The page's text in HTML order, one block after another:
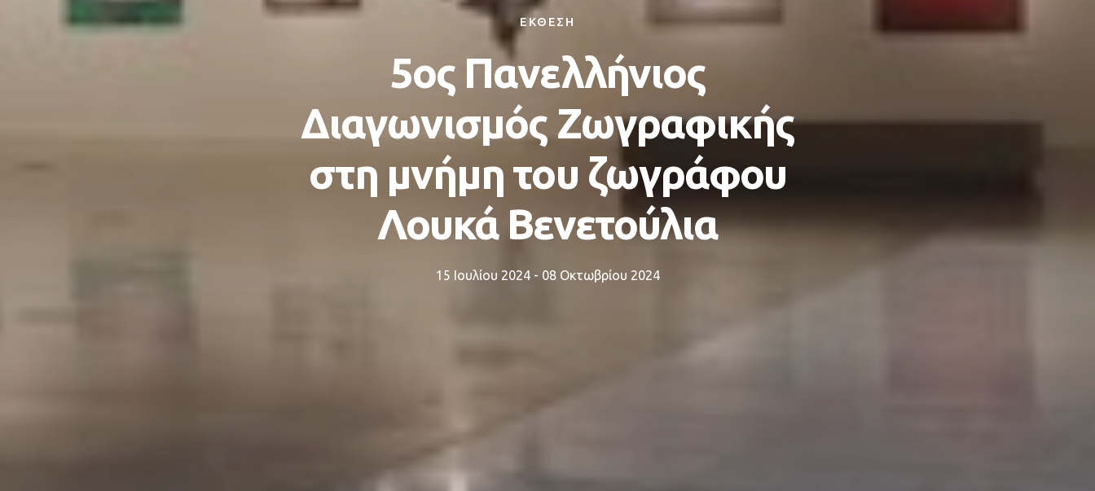
ΕΚΘΕΣΗ
5ος Πανελλήνιος
Διαγωνισμός Ζωγραφικής
στη μνήμη του ζωγράφου
Λουκά Βενετούλια
15 Ιουλίου 2024 - 08 Οκτωβρίου 2024